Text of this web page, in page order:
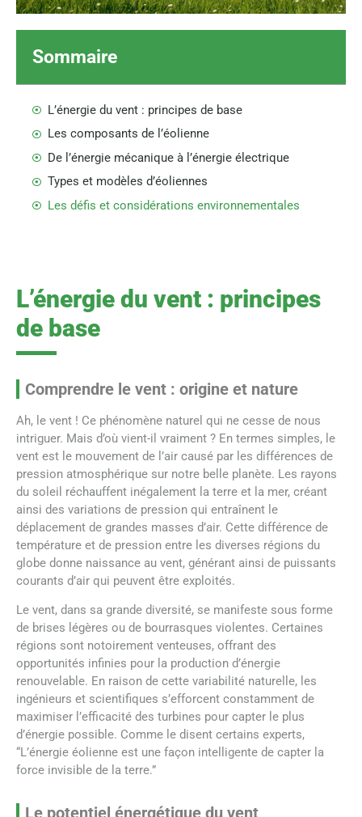
Sommaire
L’énergie du vent : principes de base
Les composants de l’éolienne
De l’énergie mécanique à l’énergie électrique
Types et modèles d’éoliennes
Les défis et considérations environnementales
L’énergie du vent : principes
de base
Comprendre le vent : origine et nature
Ah, le vent ! Ce phénomène naturel qui ne cesse de nous
intriguer. Mais d’où vient-il vraiment ? En termes simples, le
vent est le mouvement de l’air causé par les différences de
pression atmosphérique sur notre belle planète. Les rayons
du soleil réchauffent inégalement la terre et la mer, créant
ainsi des variations de pression qui entraînent le
déplacement de grandes masses d’air. Cette différence de
température et de pression entre les diverses régions du
globe donne naissance au vent, générant ainsi de puissants
courants d’air qui peuvent être exploités.
Le vent, dans sa grande diversité, se manifeste sous forme
de brises légères ou de bourrasques violentes. Certaines
régions sont notoirement venteuses, offrant des
opportunités infinies pour la production d’énergie
renouvelable. En raison de cette variabilité naturelle, les
ingénieurs et scientifiques s’efforcent constamment de
maximiser l’efficacité des turbines pour capter le plus
d’énergie possible. Comme le disent certains experts,
“L’énergie éolienne est une façon intelligente de capter la
force invisible de la terre.”
Le potentiel énergétique du vent